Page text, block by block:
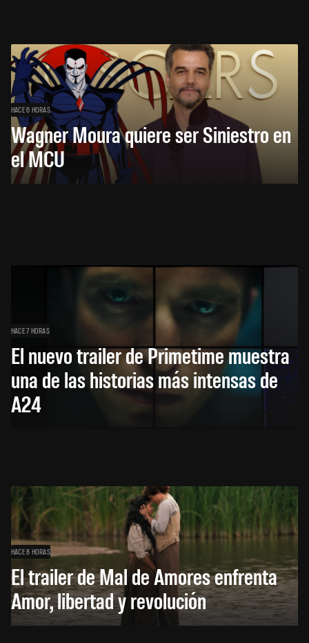
HACE 6 HORAS
Wagner Moura quiere ser Siniestro en
el MCU
HACE 7 HORAS
El nuevo trailer de Primetime muestra
una de las historias más intensas de
A24
HACE 8 HORAS
El trailer de Mal de Amores enfrenta
Amor, libertad y revolución